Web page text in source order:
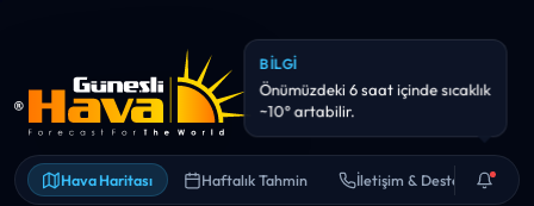
Hava Haritası Haftalık Tahmin İletişim & Destek
BILGI
Önümüzdeki 6 saat içinde sıcaklık
~10° artabilir.